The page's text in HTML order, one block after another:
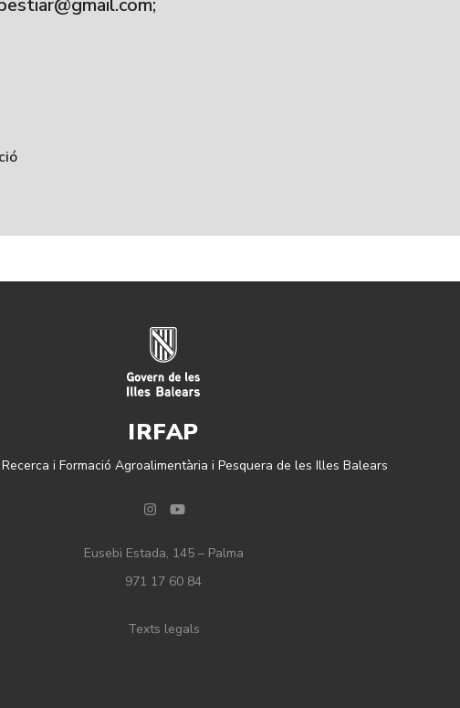
IRFAP
i Formació Agroalimentària i Pesquera de les Illes Balears
Instagram
YouTube
Eusebi Estada, 145 – Palma
971 17 60 84
Texts legals